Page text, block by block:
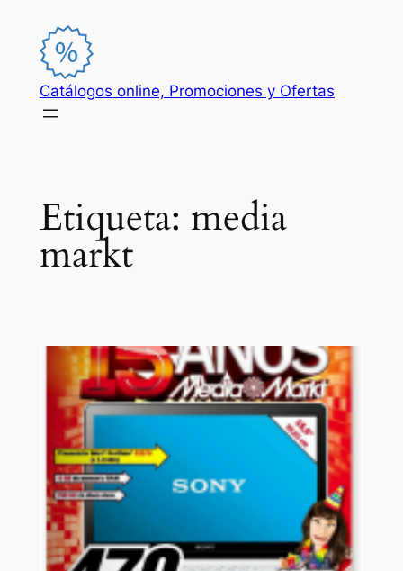
contenido
Catálogos online, Promociones y Ofertas
Etiqueta: media
markt